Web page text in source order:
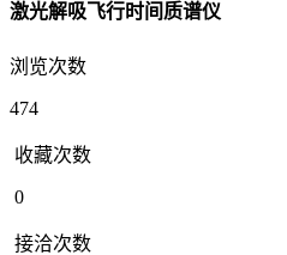
激光解吸飞行时间质谱仪
浏览次数
474
收藏次数
0
接洽次数